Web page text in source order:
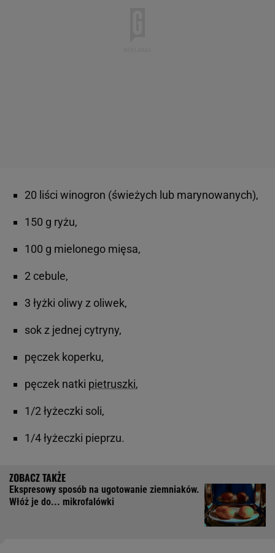
20 liści winogron (świeżych lub marynowanych),
150 g ryżu,
100 g mielonego mięsa,
2 cebule,
3 łyżki oliwy z oliwek,
sok z jednej cytryny,
pęczek koperku,
pęczek natki pietruszki,
1/2 łyżeczki soli,
1/4 łyżeczki pieprzu.
Ekspresowy sposób na ugotowanie ziemniaków.
Włóż je do... mikrofalówki